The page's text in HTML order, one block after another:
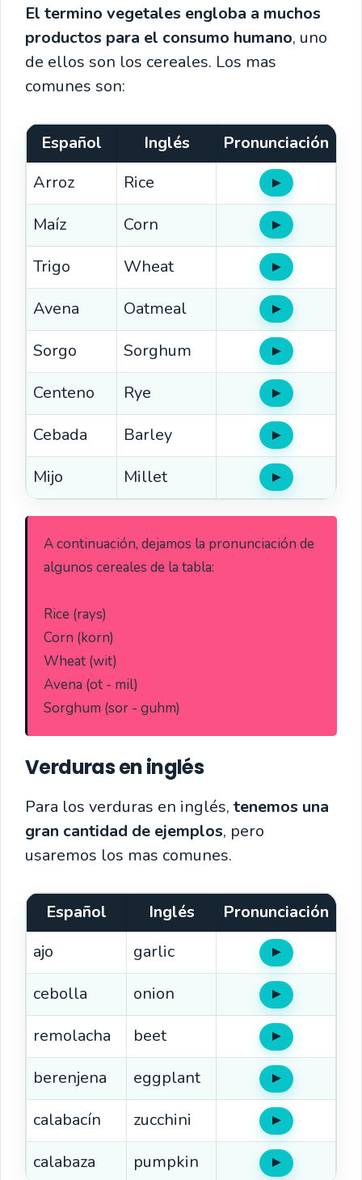
El termino vegetales engloba a muchos
productos para el consumo humano, uno
de ellos son los cereales. Los mas
comunes son:
Español Inglés
Pronunciación
Arroz
Rice ▶Oír
Maíz Corn ▶Oír
Trigo Wheat ▶Oír
Avena Oatmeal ▶Oír
Sorgo Sorghum ▶Oír
Centeno Rye ▶Oír
Cebada Barley ▶Oír
Mijo Millet ▶Oír
A continuación, dejamos la pronunciación de
algunos cereales de la tabla:
Rice (rays)
Corn (korn)
Wheat (wit)
Avena (ot - mil)
Sorghum (sor - guhm)
Verduras en inglés
Para los verduras en inglés, tenemos una
gran cantidad de ejemplos, pero
usaremos los mas comunes.
Español Inglés
Pronunciación
ajo
garlic ▶Oír
cebolla onion ▶Oír
remolacha beet ▶Oír
berenjena eggplant ▶Oír
calabacín zucchini ▶Oír
calabaza pumpkin ▶Oír